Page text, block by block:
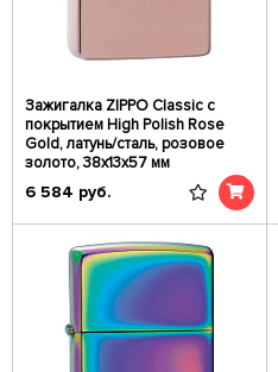
Зажигалка ZIPPO Classic с
покрытием High Polish Rose
Gold, латунь/сталь, розовое
золото, 38x13x57 мм
6 584 руб.